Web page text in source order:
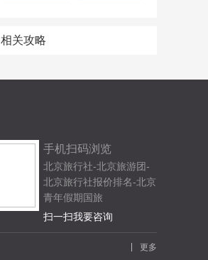
相关攻略
手机扫码浏览
北京旅行社-北京旅游团-
北京旅行社报价排名-北京
青年假期国旅
扫一扫我要咨询
更多